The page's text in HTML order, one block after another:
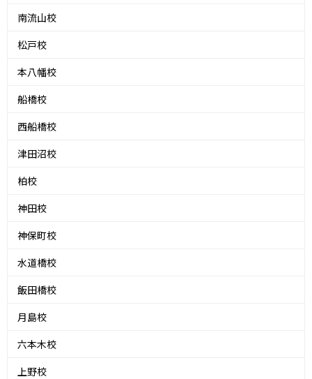
南流山校
松戸校
本八幡校
船橋校
西船橋校
津田沼校
柏校
神田校
神保町校
水道橋校
飯田橋校
月島校
六本木校
上野校